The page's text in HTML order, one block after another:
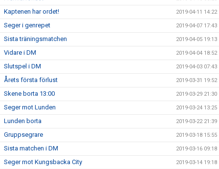
Kaptenen har ordet! 2019-04-11 14:22
Seger i genrepet 2019-04-07 17:43
Sista träningsmatchen 2019-04-05 19:13
Vidare i DM 2019-04-04 18:52
Slutspel i DM 2019-04-03 07:43
Årets första förlust 2019-03-31 19:52
Skene borta 13:00 2019-03-29 21:30
Seger mot Lunden 2019-03-24 13:25
Lunden borta 2019-03-22 21:39
Gruppsegrare 2019-03-18 15:55
Sista matchen i DM 2019-03-16 09:18
Seger mot Kungsbacka City 2019-03-14 19:18